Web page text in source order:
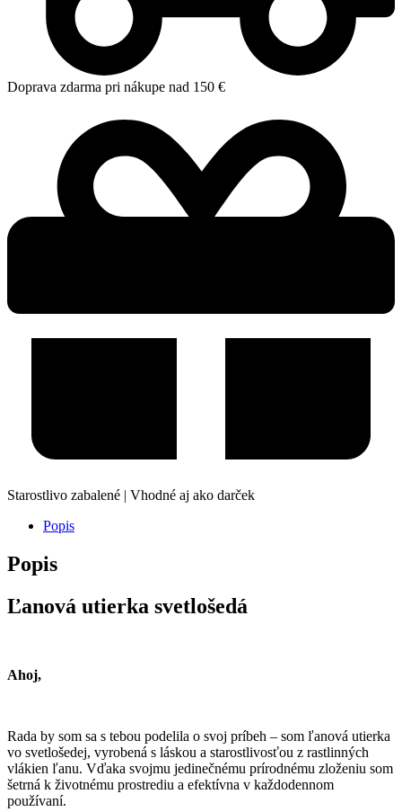
Doprava zdarma pri nákupe nad 150 €
Starostlivo zabalené | Vhodné aj ako darček
Popis
Popis
Ľanová utierka svetlošedá
Ahoj,
Rada by som sa s tebou podelila o svoj príbeh – som ľanová utierka
vo svetlošedej, vyrobená s láskou a starostlivosťou z rastlinných
vlákien ľanu. Vďaka svojmu jedinečnému prírodnému zloženiu som
šetrná k životnému prostrediu a efektívna v každodennom
používaní.